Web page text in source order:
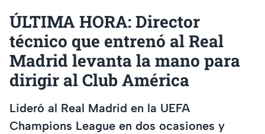
ÚLTIMA HORA: Director
técnico que entrenó al Real
Madrid levanta la mano para
dirigir al Club América
Lideró al Real Madrid en la UEFA
Champions League en dos ocasiones y